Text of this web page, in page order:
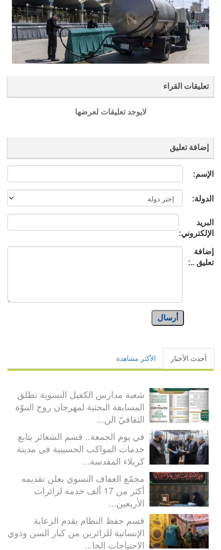
تعليقات القراء
لايوجد تعليقات لعرضها
إضافة تعليق
الإسم:
الدولة:
البريد
الإلكتروني:
إضافة
تعليق ..:
أرسال
أحدث الأخبار الأكثر مشاهدة
شعبة مدارس الكفيل النسوية تطلق
المسابقة البحثية لمهرجان روح النبوّة
الثقافيّ الن...
في يوم الجمعة.. قسم الشعائر يتابع
خدمات المواكب الحسينية في مدينة
كربلاء المقدسة...
مجمّع العفاف النسوي يعلن تقديمه
أكثر من 17 ألف خدمة لزائرات
الأربعين...
قسم حفظ النظام يقدم الرعاية
الإنسانية للزائرين من كبار السن وذوي
الاحتياجات الخا...